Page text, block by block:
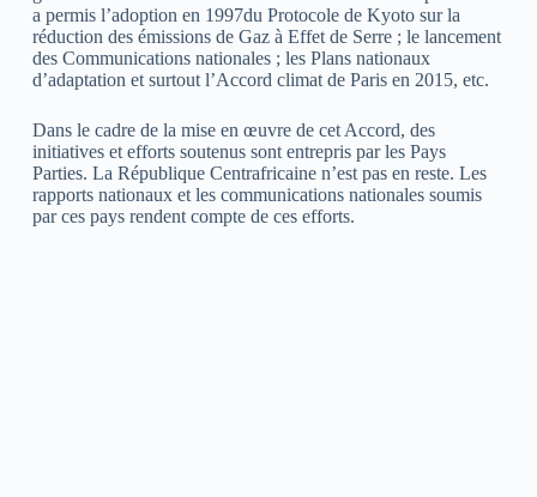
a permis l’adoption en 1997du Protocole de Kyoto sur la
réduction des émissions de Gaz à Effet de Serre ; le lancement
des Communications nationales ; les Plans nationaux
d’adaptation et surtout l’Accord climat de Paris en 2015, etc.
Dans le cadre de la mise en œuvre de cet Accord, des
initiatives et efforts soutenus sont entrepris par les Pays
Parties. La République Centrafricaine n’est pas en reste. Les
rapports nationaux et les communications nationales soumis
par ces pays rendent compte de ces efforts.